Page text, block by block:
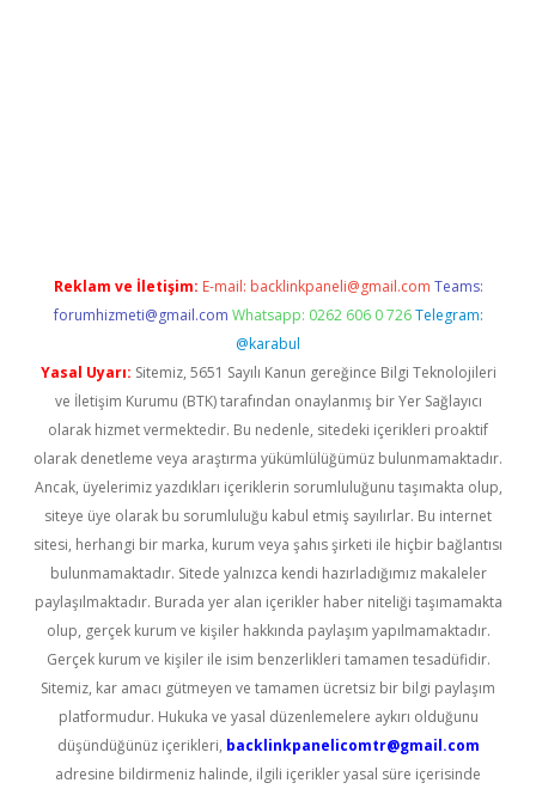
Reklam ve İletişim: E-mail: backlinkpaneli@gmail.com Teams:
forumhizmeti@gmail.com Whatsapp: 0262 606 0 726 Telegram:
@karabul
Yasal Uyarı: Sitemiz, 5651 Sayılı Kanun gereğince Bilgi Teknolojileri
ve İletişim Kurumu (BTK) tarafından onaylanmış bir Yer Sağlayıcı
olarak hizmet vermektedir. Bu nedenle, sitedeki içerikleri proaktif
olarak denetleme veya araştırma yükümlülüğümüz bulunmamaktadır.
Ancak, üyelerimiz yazdıkları içeriklerin sorumluluğunu taşımakta olup,
siteye üye olarak bu sorumluluğu kabul etmiş sayılırlar. Bu internet
sitesi, herhangi bir marka, kurum veya şahıs şirketi ile hiçbir bağlantısı
bulunmamaktadır. Sitede yalnızca kendi hazırladığımız makaleler
paylaşılmaktadır. Burada yer alan içerikler haber niteliği taşımamakta
olup, gerçek kurum ve kişiler hakkında paylaşım yapılmamaktadır.
Gerçek kurum ve kişiler ile isim benzerlikleri tamamen tesadüfidir.
Sitemiz, kar amacı gütmeyen ve tamamen ücretsiz bir bilgi paylaşım
platformudur. Hukuka ve yasal düzenlemelere aykırı olduğunu
düşündüğünüz içerikleri, backlinkpanelicomtr@gmail.com
adresine bildirmeniz halinde, ilgili içerikler yasal süre içerisinde